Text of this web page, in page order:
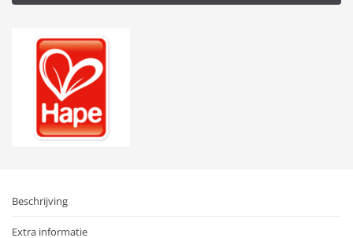
Beschrijving
Extra informatie